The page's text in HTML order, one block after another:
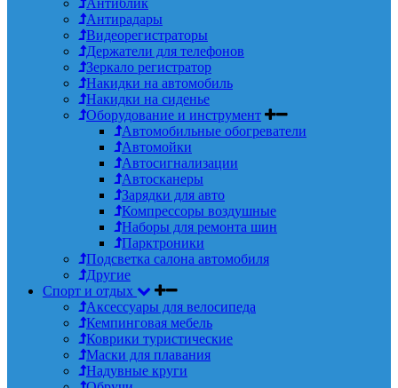
Антирадары
Видеорегистраторы
Держатели для телефонов
Зеркало регистратор
Накидки на автомобиль
Накидки на сиденье
Оборудование и инструмент
Автомобильные обогреватели
Автомойки
Автосигнализации
Автосканеры
Зарядки для авто
Компрессоры воздушные
Наборы для ремонта шин
Парктроники
Подсветка салона автомобиля
Другие
Спорт и отдых
Аксессуары для велосипеда
Кемпинговая мебель
Коврики туристические
Маски для плавания
Надувные круги